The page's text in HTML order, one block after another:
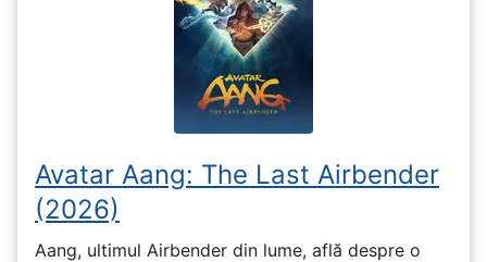
Avatar Aang: The Last Airbender
(2026)
Aang, ultimul Airbender din lume, află despre o